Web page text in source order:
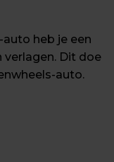
auto heb je een
verlagen. Dit doe
auto.